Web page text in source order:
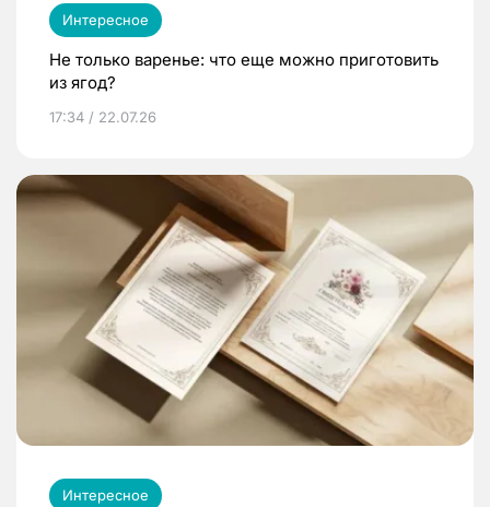
Интересное
Не только варенье: что еще можно приготовить
из ягод?
17:34 / 22.07.26
Интересное